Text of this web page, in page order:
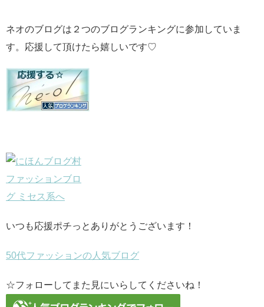
ネオのブログは２つのブログランキングに参加していま
す。応援して頂けたら嬉しいです♡
いつも応援ポチっとありがとうございます！
50代ファッションの人気ブログ
☆フォローしてまた見にいらしてくださいね！